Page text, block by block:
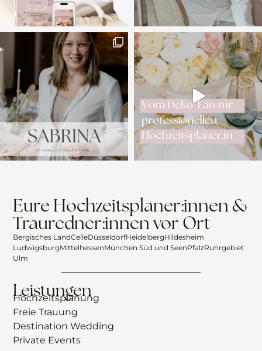
Eure Hochzeitsplaner:innen &
Trauredner:innen vor Ort
Bergisches LandCelleDüsseldorfHeidelbergHildesheim
LudwigsburgMittelhessenMünchen Süd und SeenPfalzRuhrgebiet
Ulm
Leistungen
Hochzeitsplanung
Freie Trauung
Destination Wedding
Private Events